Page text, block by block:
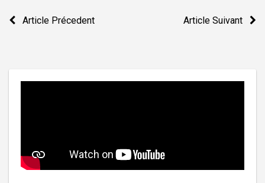
Navigation
Article Précedent Article Suivant